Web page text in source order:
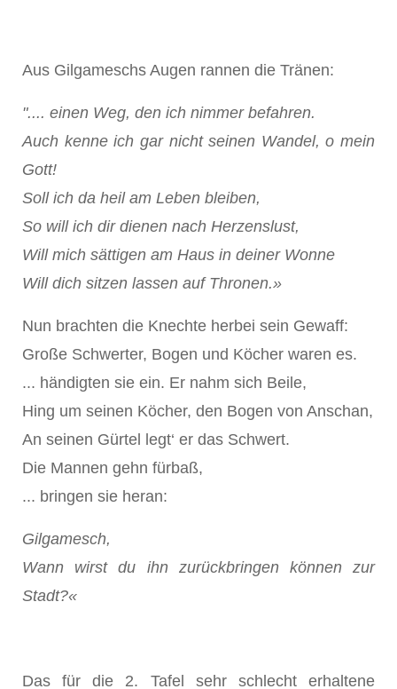
Aus Gilgameschs Augen rannen die Tränen:
".... einen Weg, den ich nimmer befahren.
Auch kenne ich gar nicht seinen Wandel, o mein
Gott!
Soll ich da heil am Leben bleiben,
So will ich dir dienen nach Herzenslust,
Will mich sättigen am Haus in deiner Wonne
Will dich sitzen lassen auf Thronen.»
Nun brachten die Knechte herbei sein Gewaff:
Große Schwerter, Bogen und Köcher waren es.
... händigten sie ein. Er nahm sich Beile,
Hing um seinen Köcher, den Bogen von Anschan,
An seinen Gürtel legt‘ er das Schwert.
Die Mannen gehn fürbaß,
... bringen sie heran:
Gilgamesch,
Wann wirst du ihn zurückbringen können zur
Stadt?«
Das für die 2. Tafel sehr schlecht erhaltene